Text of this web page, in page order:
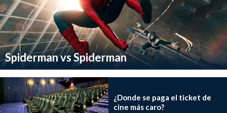
Spiderman vs Spiderman
¿Donde se paga el ticket de
cine más caro?